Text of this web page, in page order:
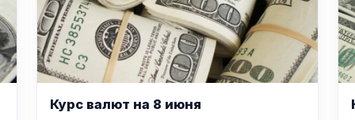
Курс валют на 8 июня